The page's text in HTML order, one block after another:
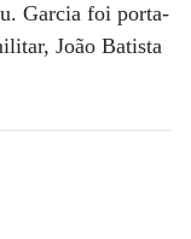
Garcia foi porta-
João Batista